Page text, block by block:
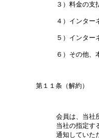
３）料金の支
４）インター
５）インター
会員は、当社
当社の指定す
通知していた